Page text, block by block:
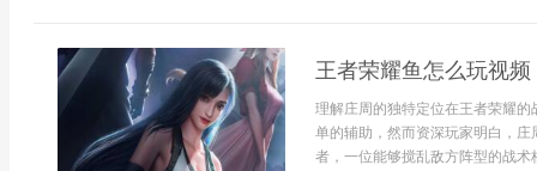
王者荣耀鱼怎么玩视
理解庄周的独特定位在王者荣耀
单的辅助，然而资深玩家明白，
者，一位能够搅乱敌方阵型的战